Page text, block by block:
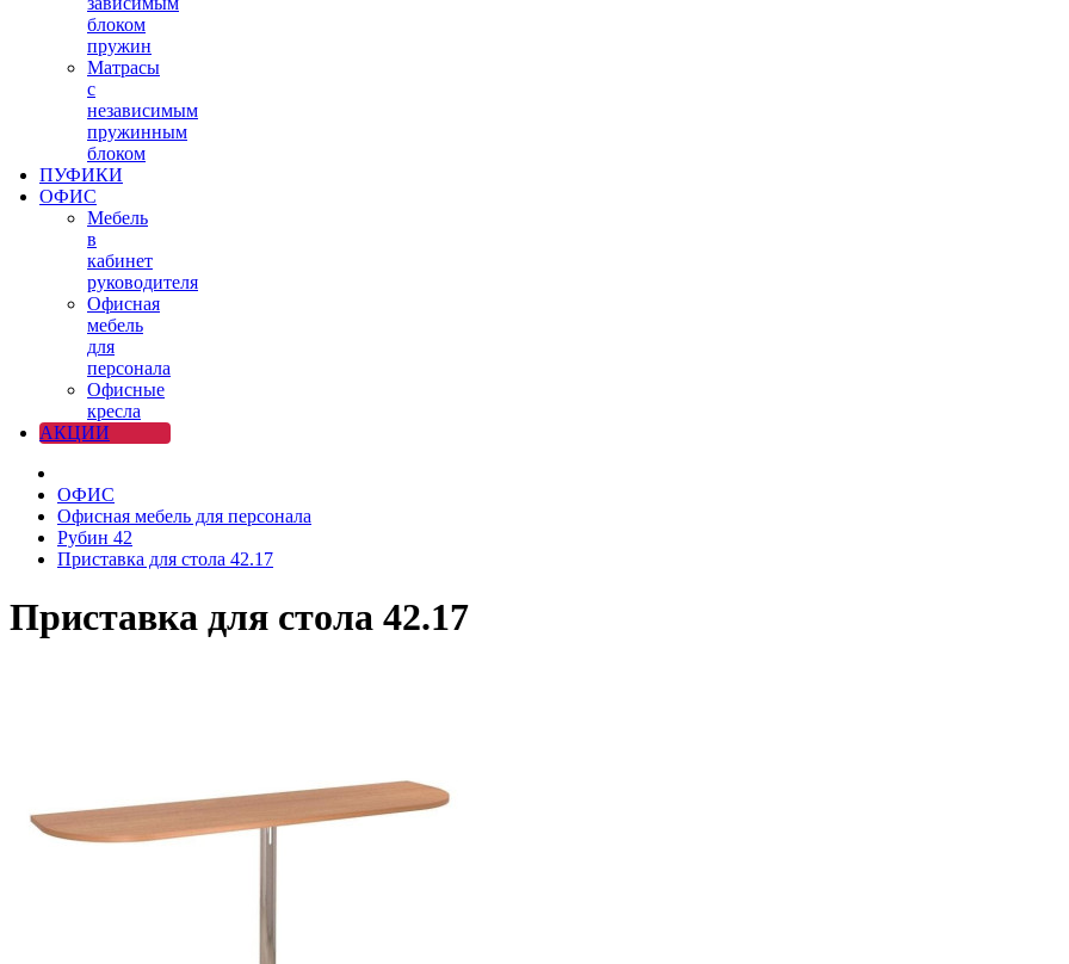
блоком
пружин
Матрасы
с
независимым
пружинным
блоком
ПУФИКИ
ОФИС
Мебель
в
кабинет
руководителя
Офисная
мебель
для
персонала
Офисные
кресла
АКЦИИ
ОФИС
Офисная мебель для персонала
Рубин 42
Приставка для стола 42.17
Приставка для стола 42.17